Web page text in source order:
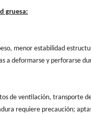
gruesa:
menor estabilidad
a deformarse y perforarse
de ventilación, transporte
requiere precaución;